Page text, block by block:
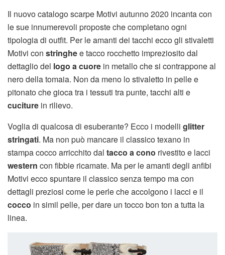
Il nuovo catalogo scarpe Motivi autunno 2020 incanta con
le sue innumerevoli proposte che completano ogni
tipologia di outfit. Per le amanti dei tacchi ecco gli stivaletti
Motivi con stringhee tacco rocchetto impreziosito dal
dettaglio del logo a cuore in metallo che si contrappone al
nero della tomaia. Non da meno lo stivaletto in pelle e
pitonato che gioca tra i tessuti tra punte, tacchi alti e
cuciture in rilievo.
Voglia di qualcosa di esuberante? Ecco i modelli glitter
stringati. Ma non può mancare il classico texano in
stampa cocco arricchito dal tacco a cono rivestito e lacci
western con fibbie ricamate. Ma per le amanti degli anfibi
Motivi ecco spuntare il classico senza tempo ma con
dettagli preziosi come le perle che accolgono i lacci e il
cocco in simil pelle, per dare un tocco bon ton a tutta la
linea.